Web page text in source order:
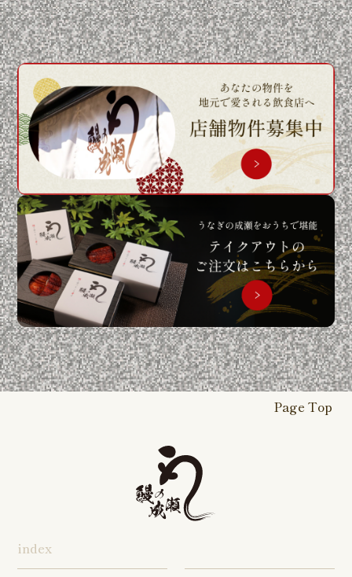
index
Page Top